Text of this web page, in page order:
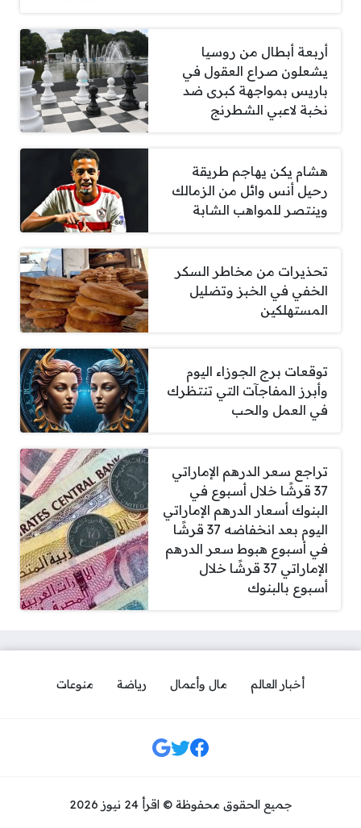
أربعة أبطال من روسيا
يشعلون صراع العقول في
باريس بمواجهة كبرى ضد
نخبة لاعبي الشطرنج
هشام يكن يهاجم طريقة
رحيل أنس وائل من الزمالك
وينتصر للمواهب الشابة
تحذيرات من مخاطر السكر
الخفي في الخبز وتضليل
المستهلكين
توقعات برج الجوزاء اليوم
وأبرز المفاجآت التي تنتظرك
في العمل والحب
تراجع سعر الدرهم الإماراتي
37 قرشًا خلال أسبوع في
البنوك أسعار الدرهم الإماراتي
اليوم بعد انخفاضه 37 قرشًا
في أسبوع هبوط سعر الدرهم
الإماراتي 37 قرشًا خلال
أسبوع بالبنوك
أخبار العالم مال وأعمال رياضة منوعات
مواقع التواصل
جميع الحقوق محفوظة © اقرأ 24 نيوز 2026